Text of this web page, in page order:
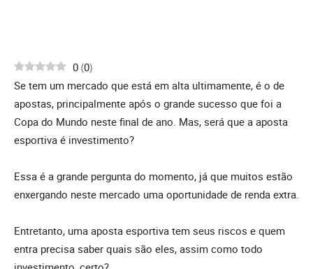
0 (0)
Se tem um mercado que está em alta ultimamente, é o de
apostas, principalmente após o grande sucesso que foi a
Copa do Mundo neste final de ano. Mas, será que a aposta
esportiva é investimento?
Essa é a grande pergunta do momento, já que muitos estão
enxergando neste mercado uma oportunidade de renda extra.
Entretanto, uma aposta esportiva tem seus riscos e quem
entra precisa saber quais são eles, assim como todo